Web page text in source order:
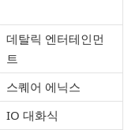
데탈릭 엔터테인먼
트
스퀘어 에닉스
IO 대화식